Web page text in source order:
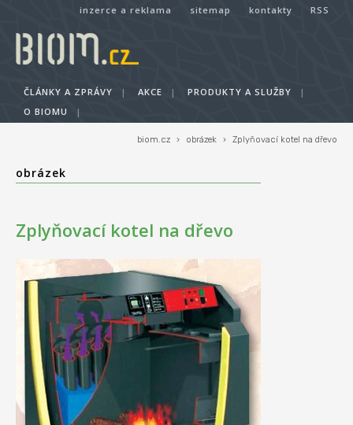
inzerce a reklama sitemap kontakty RSS
ČLÁNKY A ZPRÁVY | AKCE | PRODUKTY A SLUŽBY
|
O BIOMU
|
biom.cz › obrázek › Zplyňovací kotel na dřevo
obrázek
Zplyňovací kotel na dřevo